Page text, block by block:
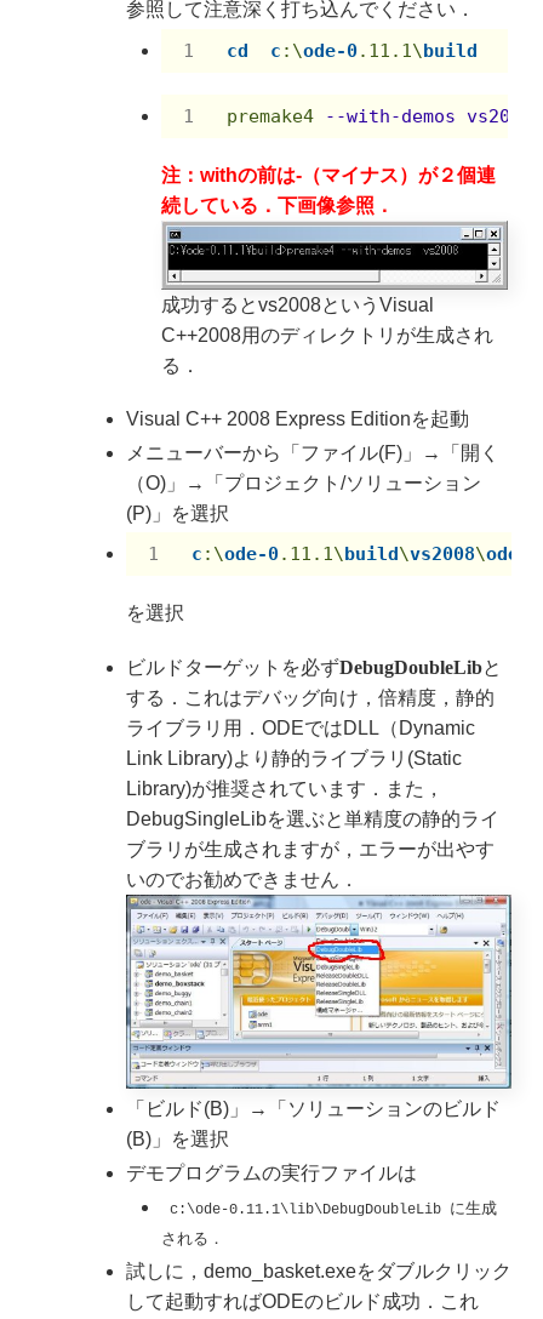
参照して注意深く打ち込んでください．
cd c :\ode-0.11 .1 \build
premake4 --with-demos vs2008
注：withの前は-（マイナス）が２個連
続している．下画像参照．
成功するとvs2008というVisual
C++2008用のディレクトリが生成され
る．
Visual C++ 2008 Express Editionを起動
メニューバーから「ファイル(F)」→「開く
（O)」→「プロジェクト/ソリューション
(P)」を選択
c :\ode-0.11 .1\ build \vs2008\ode
を選択
ビルドターゲットを必ずDebugDoubleLibと
する．これはデバッグ向け，倍精度，静的
ライブラリ用．ODEではDLL（Dynamic
Link Library)より静的ライブラリ(Static
Library)が推奨されています．また，
DebugSingleLibを選ぶと単精度の静的ライ
ブラリが生成されますが，エラーが出やす
いのでお勧めできません．
「ビルド(B)」→「ソリューションのビルド
(B)」を選択
デモプログラムの実行ファイルは
c:\ode-0.11.1\lib\DebugDoubleLib に生成
される．
試しに，demo_basket.exeをダブルクリック
して起動すればODEのビルド成功．これ